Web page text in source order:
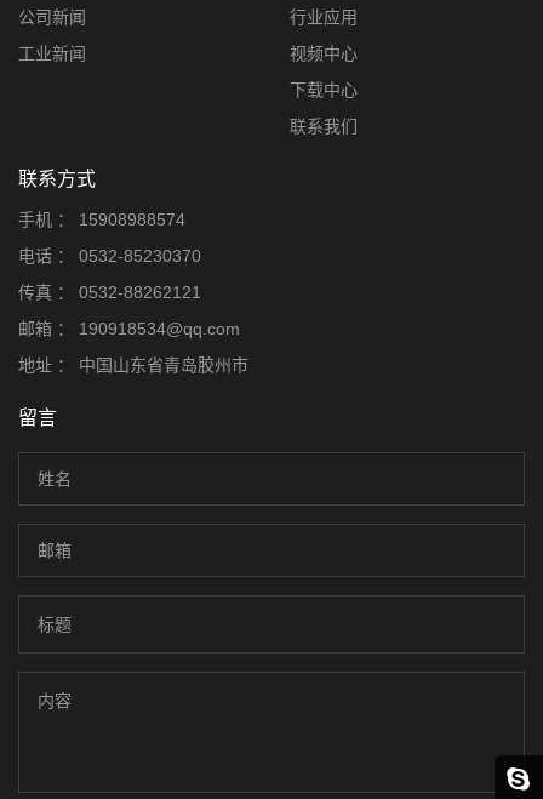
公司新闻
工业新闻
行业应用
视频中心
下载中心
联系我们
联系方式
手机 ：
15908988574
电话 ：
0532-85230370
传真 ：
0532-88262121
邮箱 ：
190918534@qq.com
地址 ：
中国山东省青岛胶州市
留言